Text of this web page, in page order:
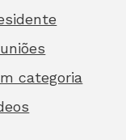
categoria